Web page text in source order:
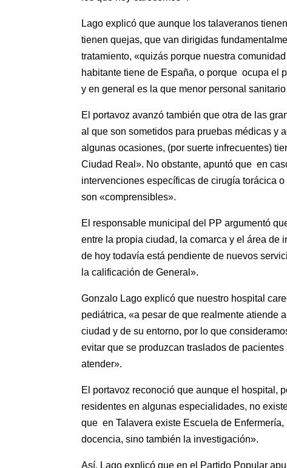
Lago explicó que aunque los talaveranos
tienen quejas, que van dirigidas
tratamiento, «quizás porque nuestra
habitante tiene de España, o porque ocupa el
y en general es la que menor personal
El portavoz avanzó también que otra de las
al que son sometidos para pruebas médicas y
algunas ocasiones, (por suerte infrecuentes)
Ciudad Real». No obstante, apuntó que en
intervenciones específicas de cirugía torácica
son «comprensibles».
El responsable municipal del PP argumentó
entre la propia ciudad, la comarca y el área de
de hoy todavía está pendiente de nuevos
la calificación de General».
Gonzalo Lago explicó que nuestro hospital
pediátrica, «a pesar de que realmente atiende
ciudad y de su entorno, por lo que
evitar que se produzcan traslados de
atender».
El portavoz reconoció que aunque el hospital,
residentes en algunas especialidades, no
que en Talavera existe Escuela de
docencia, sino también la investigación».
Así, Lago explicó que en el Partido Popular